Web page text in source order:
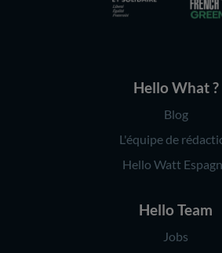
Hello What ?
Blog
L'équipe de
Hello Watt
Hello Team
Jobs